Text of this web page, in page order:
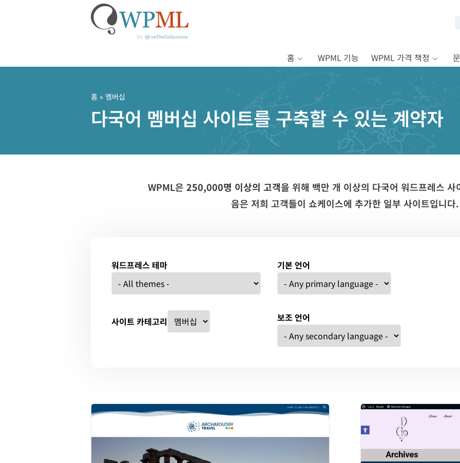
기
홈 WPML 기능 WPML 가격 책정
홈 » 멤버십
다국어 멤버십 사이트를 구축할 수 있는 계약자
WPML은 250,000명 이상의 고객을 위해 백만 개 이상의 다국어 워드프레스
음은 저희 고객들이 쇼케이스에 추가한 일부 사이트입니다.
워드프레스 테마
사이트 카테고리
기본 언어
보조 언어